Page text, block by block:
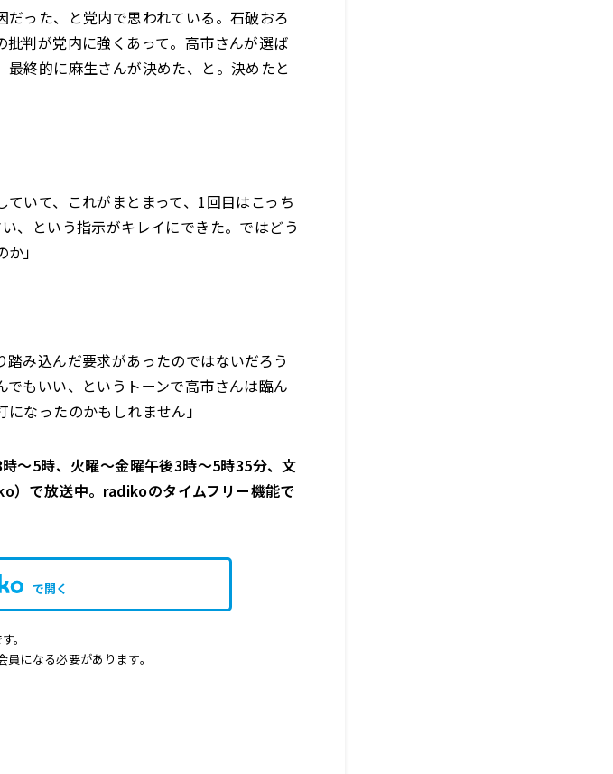
だった、と党内で思われている。石破おろ
判が党内に強くあって。高市さんが選ば
終的に麻生さんが決めた、と。決めたと
ていて、これがまとまって、1回目はこっち
、という指示がキレイにできた。ではどう
」
踏み込んだ要求があったのではないだろう
もいい、というトーンで高市さんは臨ん
なったのかもしれません」
～5時、火曜～金曜午後3時～5時35分、文
で放送中。radikoのタイムフリー機能で
で開く
。
になる必要があります。